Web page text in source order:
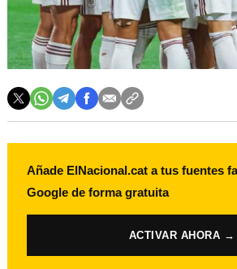
Añade ElNacional.cat a tus fuentes
Google de forma gratuita
ACTIVAR AHORA →